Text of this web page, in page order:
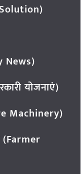
News)
योजनाएं)
Machinery)
(Farmer